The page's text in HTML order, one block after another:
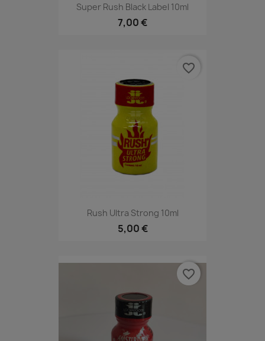
Super Rush Black Label 10ml
7,00 €
Rush Ultra Strong 10ml
5,00 €
favorite_border
favorite_border